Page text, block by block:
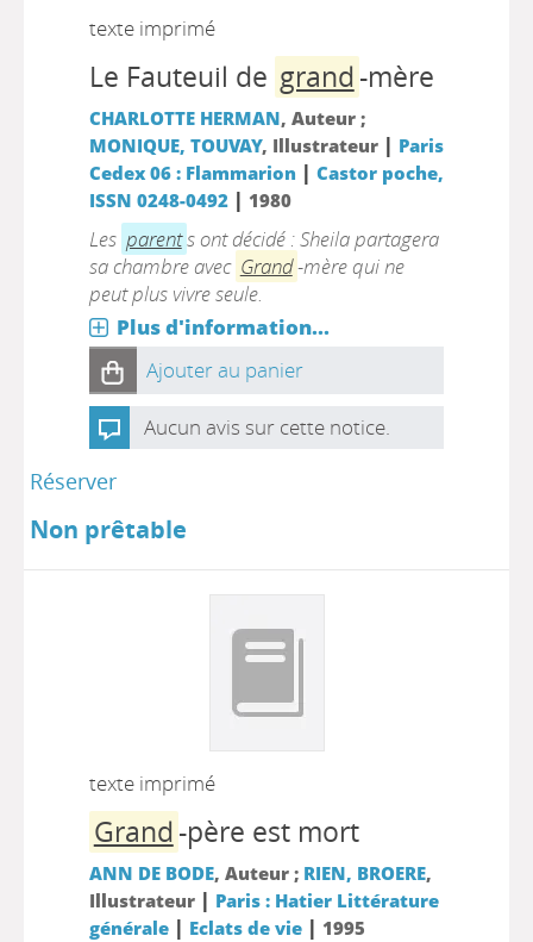
texte imprimé
Le Fauteuil de grand-mère
CHARLOTTE HERMAN, Auteur ;
MONIQUE, TOUVAY, Illustrateur | Paris
Cedex 06 : Flammarion | Castor poche,
ISSN 0248-0492| 1980
Les parents ont décidé : Sheila partagera
sa chambre avec Grand-mère qui ne
peut plus vivre seule.
Plus d'information...
Ajouter au panier
Aucun avis sur cette notice.
Réserver
Non prêtable
texte imprimé
Grand-père est mort
ANN DE BODE, Auteur ; RIEN, BROERE,
Illustrateur | Paris : Hatier Littérature
générale| Eclats de vie| 1995